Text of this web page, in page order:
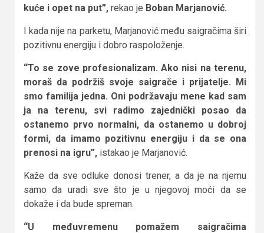
kuće i opet na put”, rekao je Boban Marjanović.
I kada nije na parketu, Marjanović među saigračima širi
pozitivnu energiju i dobro raspoloženje.
“To se zove profesionalizam. Ako nisi na terenu,
moraš da podržiš svoje saigrače i prijatelje. Mi
smo familija jedna. Oni podržavaju mene kad sam
ja na terenu, svi radimo zajednički posao da
ostanemo prvo normalni, da ostanemo u dobroj
formi, da imamo pozitivnu energiju i da se ona
prenosi na igru”, istakao je Marjanović.
Kaže da sve odluke donosi trener, a da je na njemu
samo da uradi sve što je u njegovoj moći da se
dokaže i da bude spreman.
“U međuvremenu pomažem saigračima